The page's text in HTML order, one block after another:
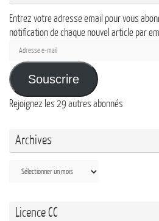
Entrez votre adresse email pour vous
notification de chaque nouvel article par
Adresse
mail
Souscrire
Rejoignez les 29 autres abonnés
Archives
Archives
Licence CC